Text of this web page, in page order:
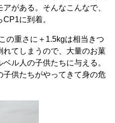
がある。そんなこんなで、
に到着。
の重さに＋1.5kgは相当きつ
てしまうので、大量のお菓
ル人の子供たちに与える。
供たちがやってきて身の危